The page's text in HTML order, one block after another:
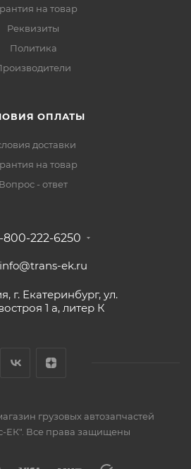
на товар
Реквизиты
Политика
ОПЛАТЫ
доставки
на товар
Вопрос - ответ
800-222-6250
info@trans-ek.ru
г. Екатеринбург, ул.
1 а, литер К
грузовых автозапчастей
ЕК" . Все права защищены